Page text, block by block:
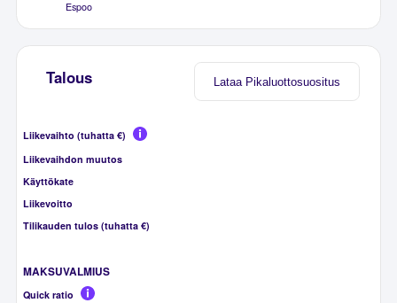
Espoo
Lataa Pikaluottosuositus
Talous
Liikevaihto (tuhatta €)
Liikevaihdon muutos
Käyttökate
Liikevoitto
Tilikauden tulos (tuhatta €)
MAKSUVALMIUS
Quick ratio